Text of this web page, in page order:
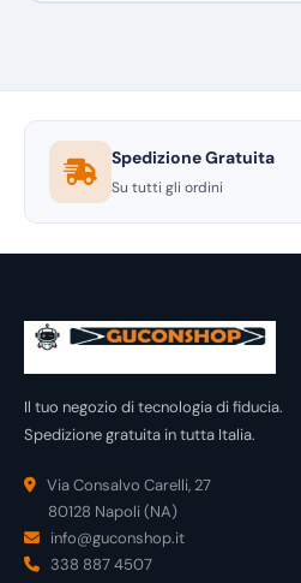
Spedizione Gratuita
Su tutti gli ordini
Il tuo negozio di tecnologia di fiducia.
Spedizione gratuita in tutta Italia.
Via Consalvo Carelli, 27
80128 Napoli (NA)
info@guconshop.it
338 887 4507